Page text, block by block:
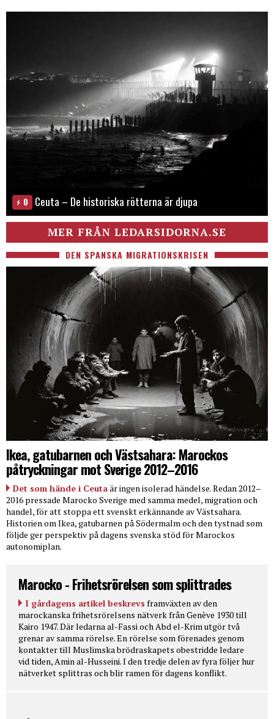
0 Ceuta – De historiska rötterna är djupa
MER FRÅN LEDARSIDORNA.SE
DEN SPANSKA MIGRATIONSKRISEN
Ikea, gatubarnen och Västsahara: Marockos
påtryckningar mot Sverige 2012–2016
Det som hände i Ceutaär ingen isolerad händelse. Redan 2012–
2016 pressade Marocko Sverige med samma medel, migration och
handel, för att stoppa ett svenskt erkännande av Västsahara.
Historien om Ikea, gatubarnen på Södermalm och den tystnad som
följde ger perspektiv på dagens svenska stöd för Marockos
autonomiplan.
Marocko - Frihetsrörelsen som splittrades
I gårdagens artikel beskrevs framväxten av den
marockanska frihetsrörelsens nätverk från Genève 1930 till
Kairo 1947. Där ledarna al-Fassi och Abd el-Krim utgör två
grenar av samma rörelse. En rörelse som förenades genom
kontakter till Muslimska brödraskapets obestridde ledare
vid tiden, Amin al-Husseini. I den tredje delen av fyra följer hur
nätverket splittras och blir ramen för dagens konflikt.